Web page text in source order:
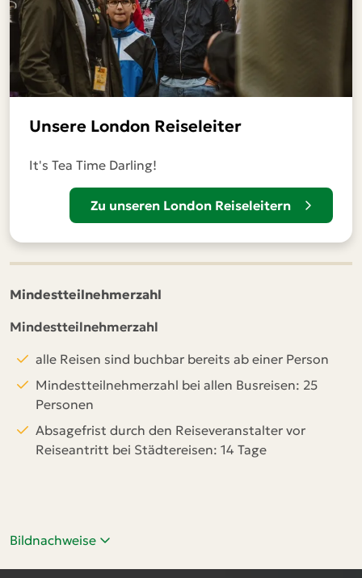
Unsere London Reiseleiter
It's Tea Time Darling!
Zu unseren London Reiseleitern
Mindestteilnehmerzahl
Mindestteilnehmerzahl
alle Reisen sind buchbar bereits ab einer Person
Mindestteilnehmerzahl bei allen Busreisen: 25
Personen
Absagefrist durch den Reiseveranstalter vor
Reiseantritt bei Städtereisen: 14 Tage
Bildnachweise